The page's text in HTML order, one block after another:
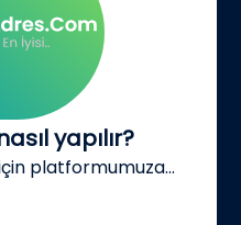
yapılır?
platformumuza...